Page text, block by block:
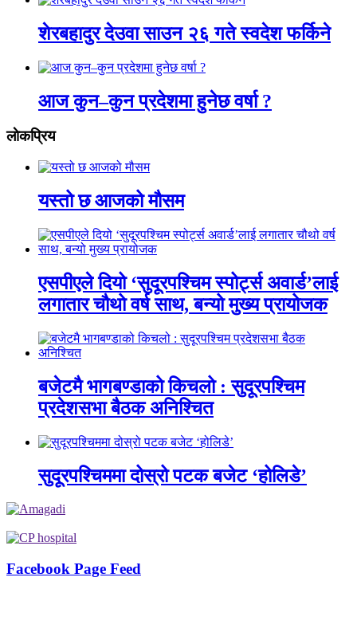
शेरबहादुर देउवा साउन २६ गते स्वदेश फर्किने
आज कुन–कुन प्रदेशमा हुनेछ वर्षा ?
लाेकप्रिय
यस्तो छ आजको मौसम
एसपीएले दियो ‘सुदूरपश्चिम स्पोर्ट्स अवार्ड’लाई
लगातार चौथो वर्ष साथ, बन्यो मुख्य प्रायोजक
बजेटमै भागबण्डाको किचलो : सुदूरपश्चिम
प्रदेशसभा बैठक अनिश्चित
सुदूरपश्चिममा दोस्रो पटक बजेट ‘होलिडे’
Facebook Page Feed